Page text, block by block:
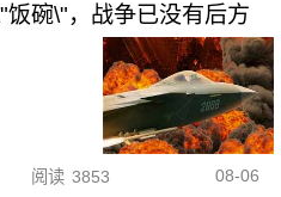
碗\"，战争已没有后方
阅读 3853 08-06